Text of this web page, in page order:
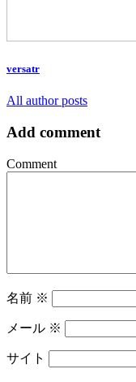
versatr
All author posts
Add comment
Comment
名前 ※
メール ※
サイト